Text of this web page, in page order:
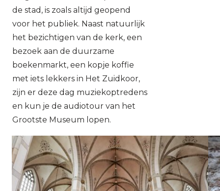
de stad, is zoals altijd geopend
voor het publiek. Naast natuurlijk
het bezichtigen van de kerk, een
bezoek aan de duurzame
boekenmarkt, een kopje koffie
met iets lekkers in Het Zuidkoor,
zijn er deze dag muziekoptredens
en kun je de audiotour van het
Grootste Museum lopen.